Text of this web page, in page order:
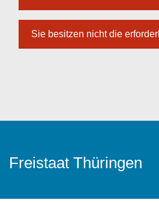
Sie besitzen nicht die
Freistaat Thüringen